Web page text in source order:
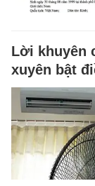
Lời khuyên
xuyên bật